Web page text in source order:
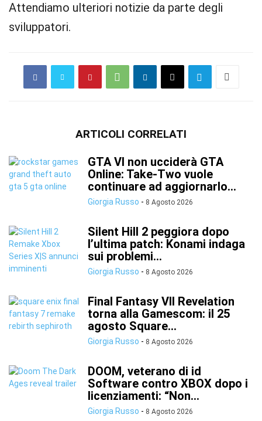
Attendiamo ulteriori notizie da parte degli
sviluppatori.
ARTICOLI CORRELATI
GTA VI non ucciderà GTA
Online: Take-Two vuole
continuare ad aggiornarlo...
Giorgia Russo - 8 Agosto 2026
Silent Hill 2 peggiora dopo
l’ultima patch: Konami indaga
sui problemi...
Giorgia Russo - 8 Agosto 2026
Final Fantasy VII Revelation
torna alla Gamescom: il 25
agosto Square...
Giorgia Russo - 8 Agosto 2026
DOOM, veterano di id
Software contro XBOX dopo i
licenziamenti: “Non...
Giorgia Russo - 8 Agosto 2026